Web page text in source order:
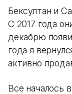
Бексултан и
С 2017 года
декабрю
года я
активно
Все началось